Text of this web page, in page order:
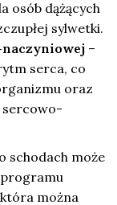
osób dążących
sylwetki.
–
serca, co
oraz
sercowo-
schodach może
programu
można